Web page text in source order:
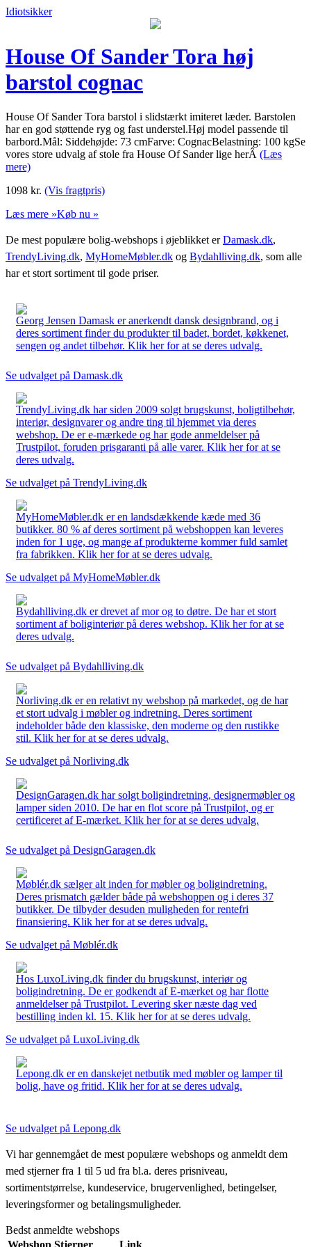
Idiotsikker
House Of Sander Tora høj
barstol cognac
House Of Sander Tora barstol i slidstærkt imiteret læder. Barstolen
har en god støttende ryg og fast understel.Høj model passende til
barbord.Mål: Siddehøjde: 73 cmFarve: CognacBelastning: 100 kgSe
vores store udvalg af stole fra House Of Sander lige herÂ (Læs
mere)
1098 kr. (Vis fragtpris)
Læs mere »Køb nu »
De mest populære bolig-webshops i øjeblikket erDamask.dk,
TrendyLiving.dk, MyHomeMøbler.dk og Bydahlliving.dk, som alle
har et stort sortiment til gode priser.
Georg Jensen Damask er anerkendt dansk designbrand, og i
deres sortiment finder du produkter til badet, bordet, køkkenet,
sengen og andet tilbehør. Klik her for at se deres udvalg.
Se udvalget på Damask.dk
TrendyLiving.dk har siden 2009 solgt brugskunst, boligtilbehør,
interiør, designvarer og andre ting til hjemmet via deres
webshop. De er e-mærkede og har gode anmeldelser på
Trustpilot, foruden prisgaranti på alle varer. Klik her for at se
deres udvalg.
Se udvalget på TrendyLiving.dk
MyHomeMøbler.dk er en landsdækkende kæde med 36
butikker. 80 % af deres sortiment på webshoppen kan leveres
inden for 1 uge, og mange af produkterne kommer fuld samlet
fra fabrikken. Klik her for at se deres udvalg.
Se udvalget på MyHomeMøbler.dk
Bydahlliving.dk er drevet af mor og to døtre. De har et stort
sortiment af boliginteriør på deres webshop. Klik her for at se
deres udvalg.
Se udvalget på Bydahlliving.dk
Norliving.dk er en relativt ny webshop på markedet, og de har
et stort udvalg i møbler og indretning. Deres sortiment
indeholder både den klassiske, den moderne og den rustikke
stil. Klik her for at se deres udvalg.
Se udvalget på Norliving.dk
DesignGaragen.dk har solgt boligindretning, designermøbler og
lamper siden 2010. De har en flot score på Trustpilot, og er
certificeret af E-mærket. Klik her for at se deres udvalg.
Se udvalget på DesignGaragen.dk
Møblér.dk sælger alt inden for møbler og boligindretning.
Deres prismatch gælder både på webshoppen og i deres 37
butikker. De tilbyder desuden muligheden for rentefri
finansiering. Klik her for at se deres udvalg.
Se udvalget på Møblér.dk
Hos LuxoLiving.dk finder du brugskunst, interiør og
boligindretning. De er godkendt af E-mærket og har flotte
anmeldelser på Trustpilot. Levering sker næste dag ved
bestilling inden kl. 15. Klik her for at se deres udvalg.
Se udvalget på LuxoLiving.dk
Lepong.dk er en danskejet netbutik med møbler og lamper til
bolig, have og fritid. Klik her for at se deres udvalg.
Se udvalget på Lepong.dk
Vi har gennemgået de mest populære webshops og anmeldt dem
med stjerner fra 1 til 5 ud fra bl.a. deres prisniveau,
sortimentstørrelse, kundeservice, brugervenlighed, betingelser,
leveringsformer og betalingsmuligheder.
Bedst anmeldte webshops
Webshop Stjerner Link